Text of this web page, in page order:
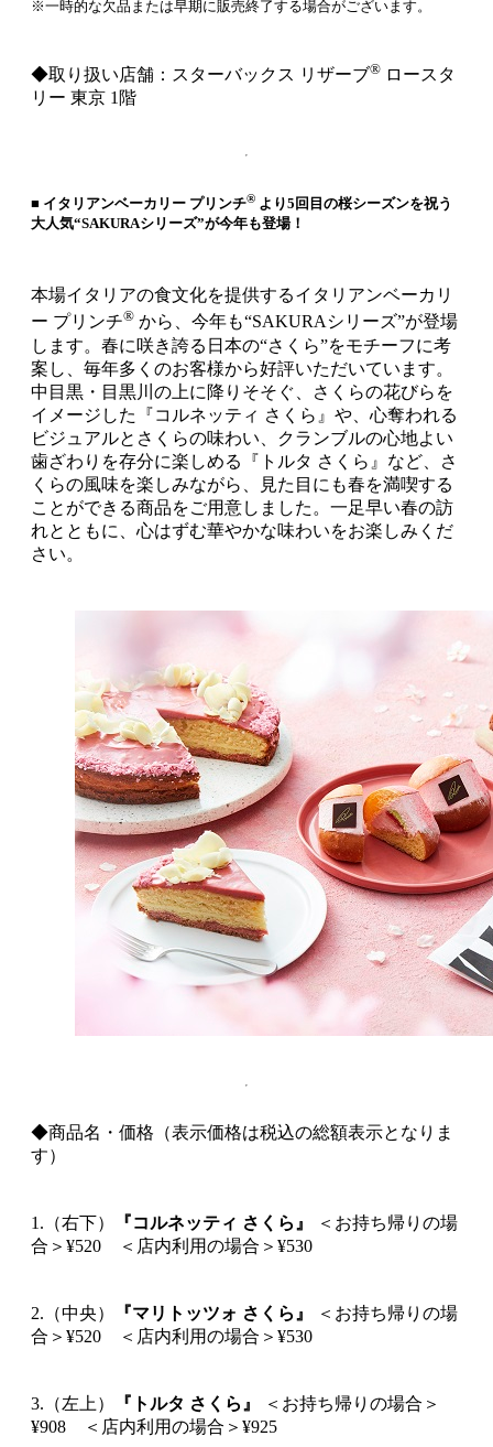
※一時的な欠品または早期に販売終了する場合がございます。
◆取り扱い店舗：スターバックス リザーブ® ロースタ
リー 東京 1階
■ イタリアンベーカリー プリンチ® より5回目の桜シーズンを祝う
大人気“SAKURAシリーズ”が今年も登場！
本場イタリアの食文化を提供するイタリアンベーカリ
ー プリンチ® から、今年も“SAKURAシリーズ”が登場
します。春に咲き誇る日本の“さくら”をモチーフに考
案し、毎年多くのお客様から好評いただいています。
中目黒・目黒川の上に降りそそぐ、さくらの花びらを
イメージした『コルネッティ さくら』や、心奪われる
ビジュアルとさくらの味わい、クランブルの心地よい
歯ざわりを存分に楽しめる『トルタ さくら』など、さ
くらの風味を楽しみながら、見た目にも春を満喫する
ことができる商品をご用意しました。一足早い春の訪
れとともに、心はずむ華やかな味わいをお楽しみくだ
さい。
◆商品名・価格（表示価格は税込の総額表示となりま
す）
1.（右下） 『コルネッティ さくら』
＜お持ち帰りの場
合＞¥520 ＜店内利用の場合＞¥530
2.（中央） 『マリトッツォ さくら』
＜お持ち帰りの場
合＞¥520 ＜店内利用の場合＞¥530
3.（左上） 『トルタ さくら』
＜お持ち帰りの場合＞
¥908 ＜店内利用の場合＞¥925